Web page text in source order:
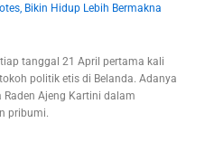
Bikin Hidup Lebih Bermakna
tanggal 21 April pertama kali
politik etis di Belanda. Adanya
Ajeng Kartini dalam
pribumi.